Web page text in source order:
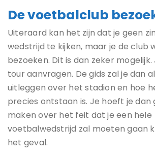
De voetbalclub
Uiteraard kan het zijn dat je geen
wedstrijd te kijken, maar je de club
bezoeken. Dit is dan zeker
tour aanvragen. De gids zal je dan
uitleggen over het stadion en hoe
precies ontstaan is. Je hoeft je dan
maken over het feit dat je een hele
voetbalwedstrijd zal moeten gaan
het geval.